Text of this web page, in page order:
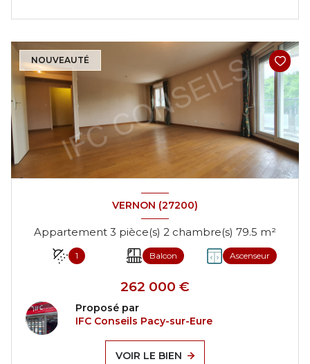
NOUVEAUTÉ
VERNON (27200)
Appartement 3 pièce(s) 2 chambre(s) 79.5 m²
1 Balcon Ascenseur
262 000 €
Proposé par
IFC Conseils Pacy-sur-Eure
VOIR LE BIEN